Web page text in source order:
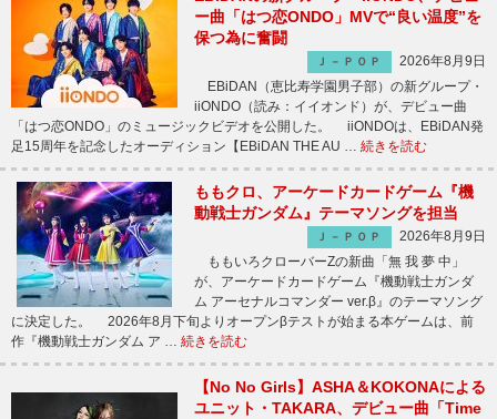
ー曲「はつ恋ONDO」MVで“良い温度”を
保つ為に奮闘
Ｊ－ＰＯＰ
2026年8月9日
EBiDAN（恵比寿学園男子部）の新グループ・
iiONDO（読み：イイオンド）が、デビュー曲
「はつ恋ONDO」のミュージックビデオを公開した。 iiONDOは、EBiDAN発
足15周年を記念したオーディション【EBiDAN THE AU … 続きを読む
ももクロ、アーケードカードゲーム『機
動戦士ガンダム』テーマソングを担当
Ｊ－ＰＯＰ
2026年8月9日
ももいろクローバーZの新曲「無 我 夢 中」
が、アーケードカードゲーム『機動戦士ガンダ
ム アーセナルコマンダー ver.β』のテーマソング
に決定した。 2026年8月下旬よりオープンβテストが始まる本ゲームは、前
作『機動戦士ガンダム ア … 続きを読む
【No No Girls】ASHA＆KOKONAによる
ユニット・TAKARA、デビュー曲「Time